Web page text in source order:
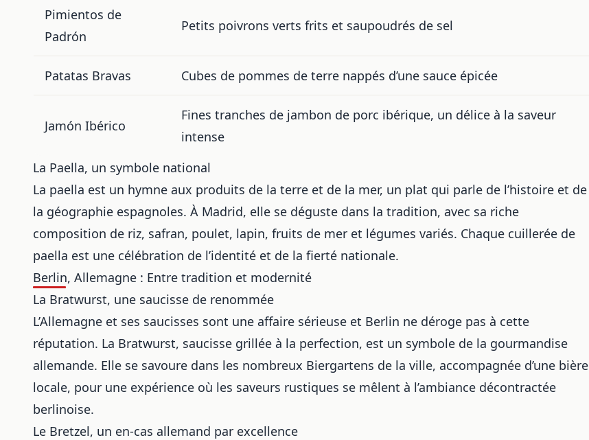
Pimientos de
Padrón
Petits poivrons verts frits et saupoudrés de sel
Patatas Bravas Cubes de pommes de terre nappés d’une sauce épicée
Jamón Ibérico
Fines tranches de jambon de porc ibérique, un délice à la saveur
intense
La Paella, un symbole national
La paella est un hymne aux produits de la terre et de la mer, un plat qui parle de l’histoire et de
la géographie espagnoles. À Madrid, elle se déguste dans la tradition, avec sa riche
composition de riz, safran, poulet, lapin, fruits de mer et légumes variés. Chaque cuillerée de
paella est une célébration de l’identité et de la fierté nationale.
Berlin, Allemagne : Entre tradition et modernité
La Bratwurst, une saucisse de renommée
L’Allemagne et ses saucisses sont une affaire sérieuse et Berlin ne déroge pas à cette
réputation. La Bratwurst, saucisse grillée à la perfection, est un symbole de la gourmandise
allemande. Elle se savoure dans les nombreux Biergartens de la ville, accompagnée d’une bière
locale, pour une expérience où les saveurs rustiques se mêlent à l’ambiance décontractée
berlinoise.
Le Bretzel, un en-cas allemand par excellence